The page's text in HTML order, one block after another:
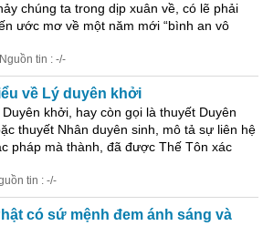
chúng ta trong dịp xuân về, có lẽ phải
ước mơ về một năm mới “bình an vô
tin : -/-
về Lý duyên khởi
khởi, hay còn gọi là thuyết Duyên
thuyết Nhân duyên sinh, mô tả sự liên hệ
pháp mà thành, đã được Thế Tôn xác
tin : -/-
có sứ mệnh đem ánh sáng và